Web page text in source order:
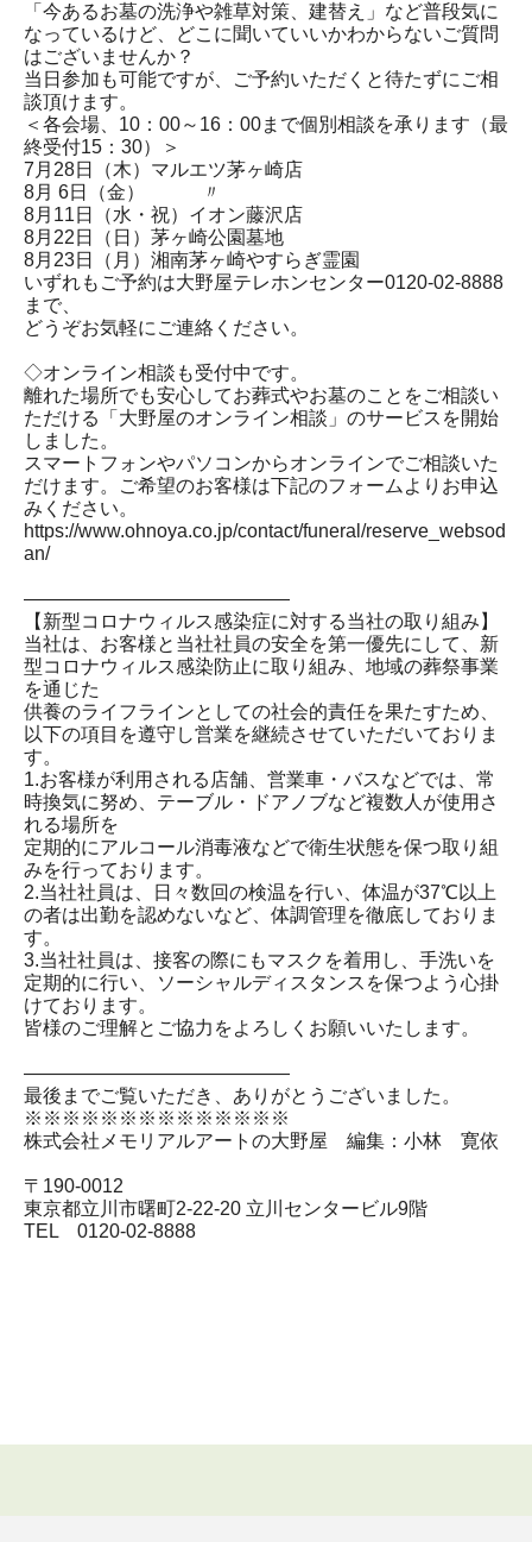
「今あるお墓の洗浄や雑草対策、建替え」など普段気に
なっているけど、どこに聞いていいかわからないご質問
はございませんか？
当日参加も可能ですが、ご予約いただくと待たずにご相
談頂けます。
＜各会場、10：00～16：00まで個別相談を承ります（最
終受付15：30）＞
7月28日（木）マルエツ茅ヶ崎店
8月 6日（金） 〃
8月11日（水・祝）イオン藤沢店
8月22日（日）茅ヶ崎公園墓地
8月23日（月）湘南茅ヶ崎やすらぎ霊園
いずれもご予約は大野屋テレホンセンター0120-02-8888
まで、
どうぞお気軽にご連絡ください。
◇オンライン相談も受付中です。
離れた場所でも安心してお葬式やお墓のことをご相談い
ただける「大野屋のオンライン相談」のサービスを開始
しました。
スマートフォンやパソコンからオンラインでご相談いた
だけます。ご希望のお客様は下記のフォームよりお申込
みください。
https://www.ohnoya.co.jp/contact/funeral/reserve_websod
an/
――――――――――――――
【新型コロナウィルス感染症に対する当社の取り組み】
当社は、お客様と当社社員の安全を第一優先にして、新
型コロナウィルス感染防止に取り組み、地域の葬祭事業
を通じた
供養のライフラインとしての社会的責任を果たすため、
以下の項目を遵守し営業を継続させていただいておりま
す。
1.お客様が利用される店舗、営業車・バスなどでは、常
時換気に努め、テーブル・ドアノブなど複数人が使用さ
れる場所を
定期的にアルコール消毒液などで衛生状態を保つ取り組
みを行っております。
2.当社社員は、日々数回の検温を行い、体温が37℃以上
の者は出勤を認めないなど、体調管理を徹底しておりま
す。
3.当社社員は、接客の際にもマスクを着用し、手洗いを
定期的に行い、ソーシャルディスタンスを保つよう心掛
けております。
皆様のご理解とご協力をよろしくお願いいたします。
――――――――――――――
最後までご覧いただき、ありがとうございました。
※※※※※※※※※※※※※※
株式会社メモリアルアートの大野屋 編集：小林 寛依
〒190-0012
東京都立川市曙町2-22-20 立川センタービル9階
TEL 0120-02-8888